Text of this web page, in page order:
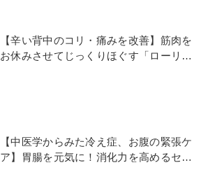
【辛い背中のコリ・痛みを改善】筋肉を
お休みさせてじっくりほぐす「ローリン
【中医学からみた冷え症、お腹の緊張ケ
ア】胃腸を元気に！消化力を高めるセル